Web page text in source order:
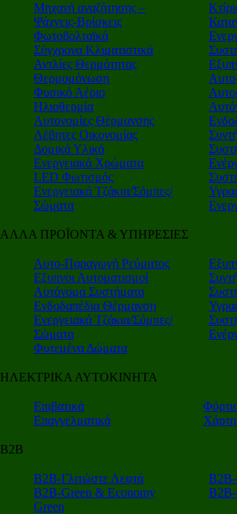
Μηχανή αναζήτησης –
Ψάχνεις-Βρίσκεις
Φωτοβολταϊκά
Σύγχρονα Κλιματιστικά
Αντλίες Θερμότητας
Θερμομόνωση
Φυσικό Αέριο
Ηλιοθερμία
Αυτονομίες Θέρμανσης
Λέβητες Οικονομίας
Δομικά Υλικά
Ενεργειακά Χρώματα
LED Φωτισμός
Ενεργειακά Τζάκια/Σόμπες/
Σώματα
ΑΛΛΑ ΠΡΟΪΟΝΤΑ & ΥΠΗΡΕΣΙΕΣ
Αυτο-Παραγωγή Ρεύματος
Εξυπνοι Αυτοματισμοί
Αυτόνομα Συστήματα
Ενδοδαπέδια Θέρμανση
Ενεργειακά Τζάκια/Σόμπες/
Σώματα
Φυτεμένα Δώματα
ΗΛΕΚΤΡΙΚΑ ΑΥΤΟΚΙΝΗΤΑ
Επιβατικά
Επαγγελματικά
Β2Β
Β2Β-Γλιτώστε Λεφτά
Β2Β-Green & Economy
Green
Β2Β-
Β2Β-